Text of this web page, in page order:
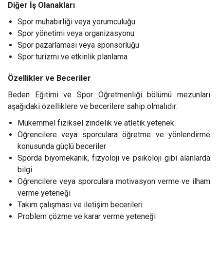
Diğer İş Olanakları
Spor muhabirliği veya yorumculuğu
Spor yönetimi veya organizasyonu
Spor pazarlaması veya sponsorluğu
Spor turizmi ve etkinlik planlama
Özellikler ve Beceriler
Beden Eğitimi ve Spor Öğretmenliği bölümü mezunları
aşağıdaki özelliklere ve becerilere sahip olmalıdır:
Mükemmel fiziksel zindelik ve atletik yetenek
Öğrencilere veya sporculara öğretme ve yönlendirme
konusunda güçlü beceriler
Sporda biyomekanik, fizyoloji ve psikoloji gibi alanlarda
bilgi
Öğrencilere veya sporculara motivasyon verme ve ilham
verme yeteneği
Takım çalışması ve iletişim becerileri
Problem çözme ve karar verme yeteneği